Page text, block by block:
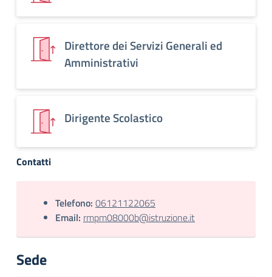
Direttore dei Servizi Generali ed
Amministrativi
Dirigente Scolastico
Contatti
Telefono: 06121122065
Email: rmpm08000b@istruzione.it
Sede